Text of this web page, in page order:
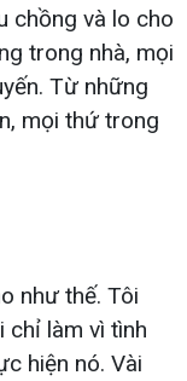
chồng và lo cho
trong nhà, mọi
Từ những
mọi thứ trong
như thế. Tôi
chỉ làm vì tình
hiện nó. Vài